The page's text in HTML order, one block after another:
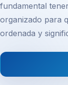
fundamental
organizado para
ordenada y